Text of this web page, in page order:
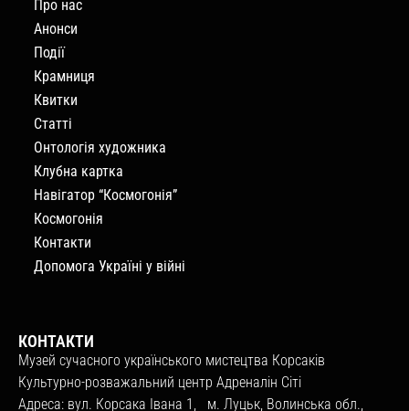
Про нас
Анонси
Події
Крамниця
Квитки
Статті
Онтологія художника
Клубна картка
Навігатор “Космогонія”
Космогонія
Контакти
Допомога Україні у війні
КОНТАКТИ
Музей сучасного українського мистецтва Корсаків
Культурно-розважальний центр Адреналін Сіті
Адреса: вул. Корсака Івана 1, м. Луцьк, Волинська обл.,